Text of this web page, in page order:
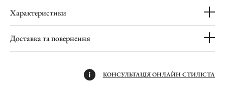
Характеристики
Доставка та повернення
КОНСУЛЬТАЦІЯ ОНЛАЙН СТИЛІСТА